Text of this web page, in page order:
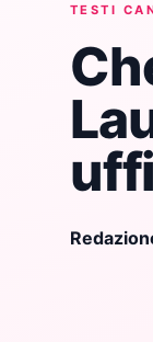
TESTI